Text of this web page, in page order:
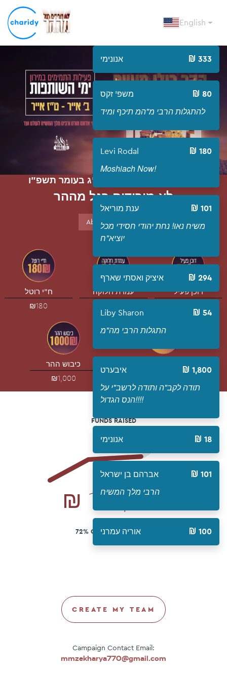
English
אנונימי 333
משפ' זקס 80
להתגלות הרבי מ"המ תיכף ומיד
Levi Rodal 180
Moshiach Now!
ענת מוריאל 101
משיח נאו! נחת יהודי חסידי מכל
יוציא"ח
איציק ואסתי שארף 294
‪Liby Sharon‬‏ 54
התגלות הרבי מה"מ
איבערט 1,800
תודה לקב"ה ותודה לרשב"י על
הנס הגדול!!!!
אנונימי 18
אברהם בן ישראל 101
הרבי מלך המשיח
אוריה עמרני 100
לא מורידים רגל מההר - ל"ג בעומר תשפ"ו
לא מורידים רגל מההר
About Campaign
ח"י רוטל
₪180
עמדת חלוקה
דוכן פעיל
כיבוש ההר
₪1,000
FUNDS RAISED
₪ 130,349
72% OF ₪180,000 GOAL
CREATE MY TEAM
Campaign Contact Email:
mmzekharya770@gmail.com